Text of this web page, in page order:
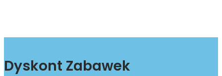
Dyskont Zabawek